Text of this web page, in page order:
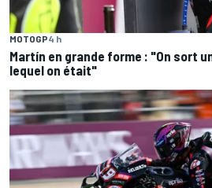
MOTOGP4 h
Martín en grande forme : "On sort
lequel on était"